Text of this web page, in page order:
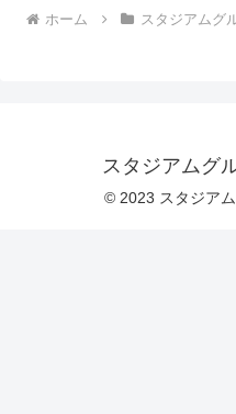
ホーム スタジアムグ
スタジアムグ
© 2023 スタジアム